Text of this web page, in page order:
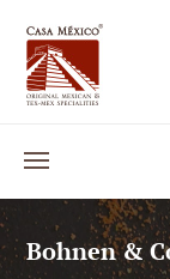
Bohnen &